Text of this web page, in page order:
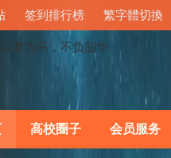
签到排行榜 繁字體切換
高校圈子 会员服务